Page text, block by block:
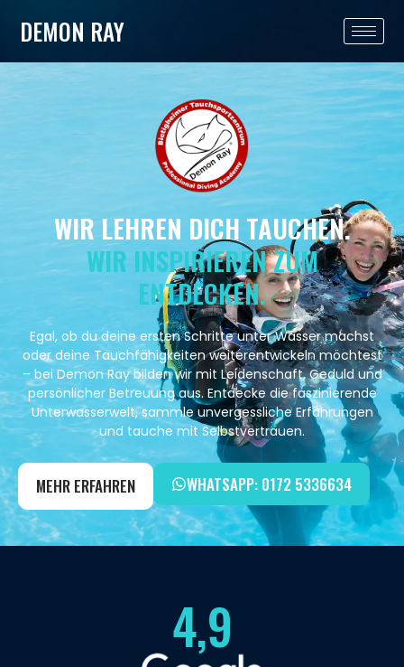
DEMON RAY
WIR LEHREN DICH TAUCHEN.
WIR INSPIRIEREN ZUM
ENTDECKEN.
Egal, ob du deine ersten Schritte unter Wasser machst
oder deine Tauchfähigkeiten weiterentwickeln möchtest
– bei Demon Ray bilden wir mit Leidenschaft, Geduld und
persönlicher Betreuung aus. Entdecke die faszinierende
Unterwasserwelt, sammle unvergessliche Erfahrungen
und tauche mit Selbstvertrauen.
MEHR ERFAHREN WHATSAPP: 0172 5336634
4,9